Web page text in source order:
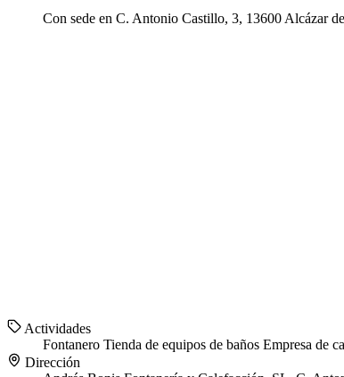
Con sede en C. Antonio Castillo, 3, 13600 Alcázar
Actividades
Fontanero Tienda de equipos de baños Empresa de
Dirección